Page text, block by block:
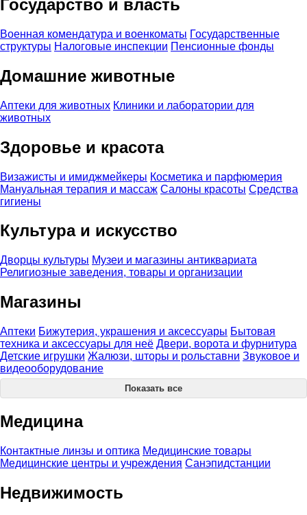
Государство и власть
Военная комендатура и военкоматы Государственные
структуры Налоговые инспекции Пенсионные фонды
Домашние животные
Аптеки для животных Клиники и лаборатории для
животных
Здоровье и красота
Визажисты и имиджмейкеры Косметика и парфюмерия
Мануальная терапия и массаж Салоны красоты Средства
гигиены
Культура и искусство
Дворцы культуры Музеи и магазины антиквариата
Религиозные заведения, товары и организации
Магазины
Аптеки Бижутерия, украшения и аксессуары Бытовая
техника и аксессуары для неё Двери, ворота и фурнитура
Детские игрушки Жалюзи, шторы и рольставни Звуковое и
видеооборудование
Показать все
Медицина
Контактные линзы и оптика Медицинские товары
Медицинские центры и учреждения Санэпидстанции
Недвижимость